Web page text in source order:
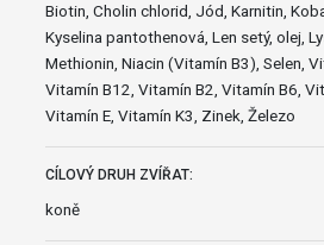
Biotin, Cholin chlorid, Jód, Karnitin,
Kyselina pantothenová, Len setý, olej,
Methionin, Niacin (Vitamín B3), Selen,
Vitamín B12, Vitamín B2, Vitamín B6,
Vitamín E, Vitamín K3, Zinek, Železo
CÍLOVÝ DRUH ZVÍŘAT:
koně